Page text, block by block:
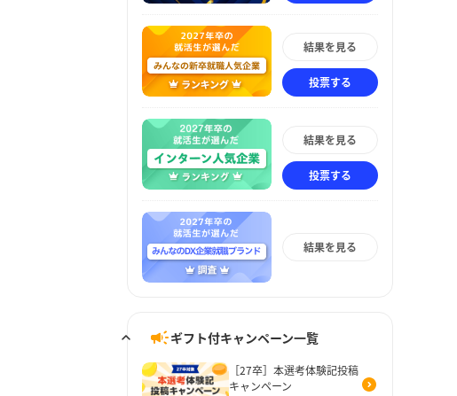
結果を見る
投票する
結果を見る
投票する
結果を見る
ギフト付キャンペーン一覧
［27卒］本選考体験記投稿
キャンペーン